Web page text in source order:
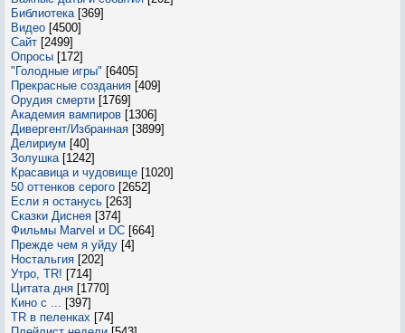
Библиотека [369]
Видео [4500]
Сайт [2499]
Опросы [172]
"Голодные игры" [6405]
Прекрасные создания [409]
Орудия смерти [1769]
Академия вампиров [1306]
Дивергент/Избранная [3899]
Делириум [40]
Золушка [1242]
Красавица и чудовище [1020]
50 оттенков серого [2652]
Если я останусь [263]
Сказки Диснея [374]
Фильмы Marvel и DC [664]
Прежде чем я уйду [4]
Ностальгия [202]
Утро, TR! [714]
Цитата дня [1770]
Кино с ... [397]
TR в пеленках [74]